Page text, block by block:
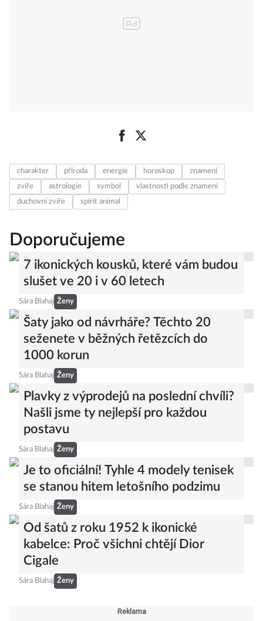
charakter příroda energie horoskop
znamení
zvíře
astrologie symbol
vlastnosti podle znamení
duchovní zvíře
spirit animal
Doporučujeme
7 ikonických kousků, které vám budou
slušet ve 20 i v 60 letech
Sára Blahaj Ženy
Šaty jako od návrháře? Těchto 20
seženete v běžných řetězcích do
1000 korun
Sára Blahaj Ženy
Plavky z výprodejů na poslední chvíli?
Našli jsme ty nejlepší pro každou
postavu
Sára Blahaj Ženy
Je to oficiální! Tyhle 4 modely tenisek
se stanou hitem letošního podzimu
Sára Blahaj Ženy
Od šatů z roku 1952 k ikonické
kabelce: Proč všichni chtějí Dior
Cigale
Sára Blahaj Ženy